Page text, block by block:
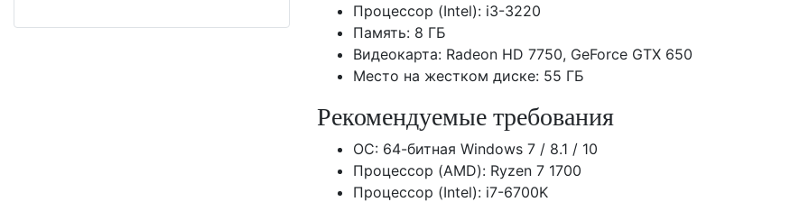
Процессор (Intel): i3-3220
Память: 8 ГБ
Видеокарта: Radeon HD 7750, GeForce GTX 650
Место на жестком диске: 55 ГБ
Рекомендуемые требования
ОС: 64-битная Windows 7 / 8.1 / 10
Процессор (AMD): Ryzen 7 1700
Процессор (Intel): i7-6700K